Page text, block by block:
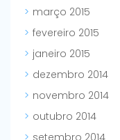
março 2015
fevereiro 2015
janeiro 2015
dezembro 2014
novembro 2014
outubro 2014